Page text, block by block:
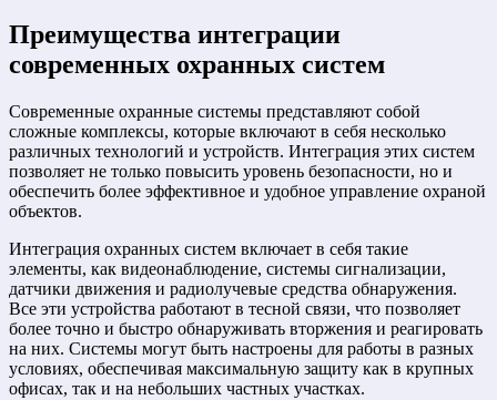
Преимущества интеграции
современных охранных систем
Современные охранные системы представляют собой
сложные комплексы, которые включают в себя несколько
различных технологий и устройств. Интеграция этих систем
позволяет не только повысить уровень безопасности, но и
обеспечить более эффективное и удобное управление охраной
объектов.
Интеграция охранных систем включает в себя такие
элементы, как видеонаблюдение, системы сигнализации,
датчики движения и радиолучевые средства обнаружения.
Все эти устройства работают в тесной связи, что позволяет
более точно и быстро обнаруживать вторжения и реагировать
на них. Системы могут быть настроены для работы в разных
условиях, обеспечивая максимальную защиту как в крупных
офисах, так и на небольших частных участках.